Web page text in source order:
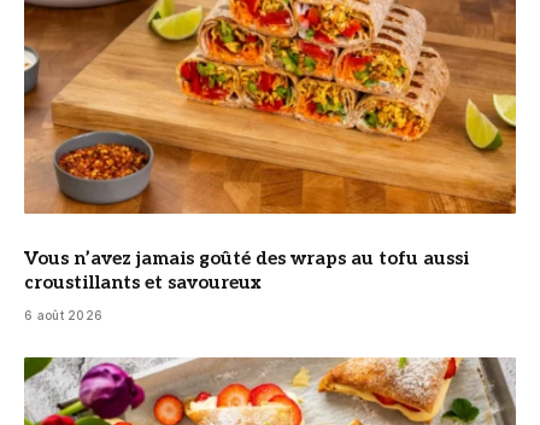
Vous n’avez jamais goûté des wraps au tofu aussi
croustillants et savoureux
6 août 2026
© DR